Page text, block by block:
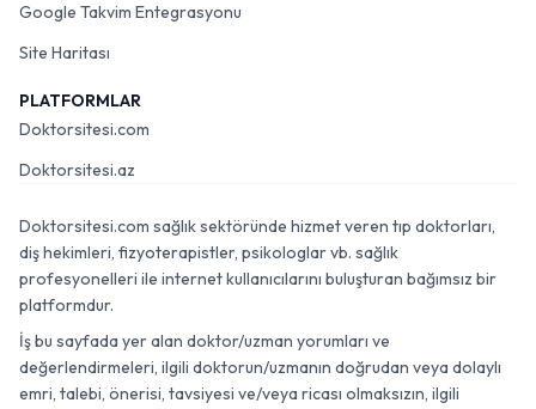
Google Takvim Entegrasyonu
Site Haritası
PLATFORMLAR
Doktorsitesi.com
Doktorsitesi.az
Doktorsitesi.com sağlık sektöründe hizmet veren tıp doktorları,
diş hekimleri, fizyoterapistler, psikologlar vb. sağlık
profesyonelleri ile internet kullanıcılarını buluşturan bağımsız bir
platformdur.
İş bu sayfada yer alan doktor/uzman yorumları ve
değerlendirmeleri, ilgili doktorun/uzmanın doğrudan veya dolaylı
emri, talebi, önerisi, tavsiyesi ve/veya ricası olmaksızın, ilgili